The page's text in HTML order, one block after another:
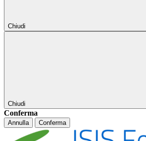
Chiudi
Chiudi
Conferma
Annulla Conferma